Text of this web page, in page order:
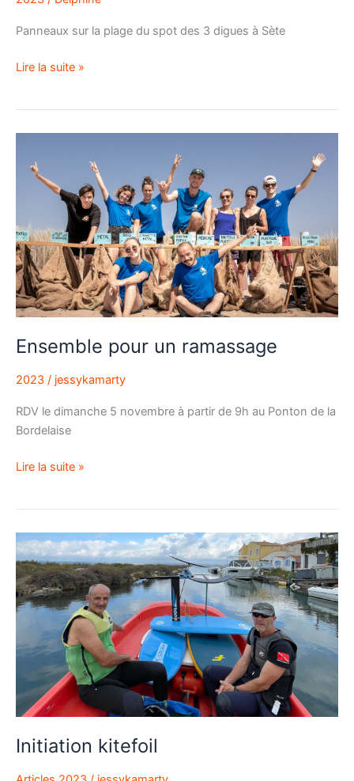
Panneaux sur la plage du spot des 3 digues à Sète
Lire la suite »
Ensemble pour un ramassage
2023 / jessykamarty
RDV le dimanche 5 novembre à partir de 9h au Ponton de la
Bordelaise
pour
ramassage
Lire la suite »
Initiation kitefoil
Initiation
kitefoil